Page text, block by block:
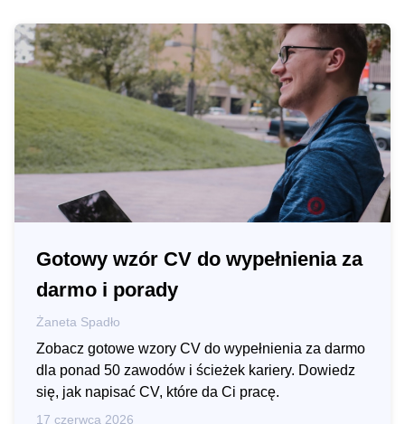
Gotowy wzór CV do wypełnienia za
darmo i porady
Żaneta Spadło
Zobacz gotowe wzory CV do wypełnienia za darmo
dla ponad 50 zawodów i ścieżek kariery. Dowiedz
się, jak napisać CV, które da Ci pracę.
17 czerwca 2026